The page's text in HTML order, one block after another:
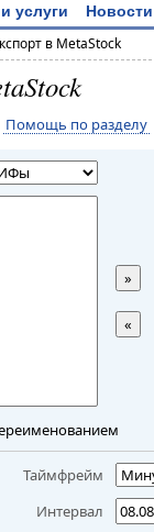
услуги Новости
в MetaStock
Помощь по разделу
»
«
Таймфрейм
Интервал